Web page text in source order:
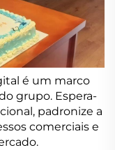
é um marco
grupo. Espera-
padronize a
comerciais e